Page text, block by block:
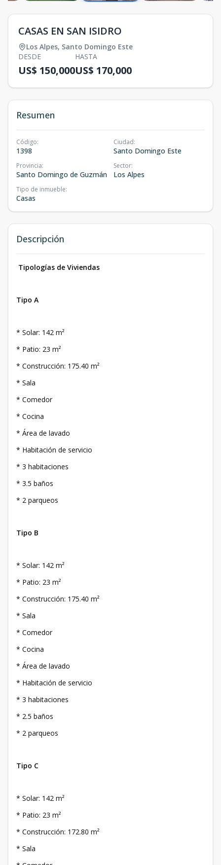
CASAS EN SAN ISIDRO
Los Alpes, Santo Domingo Este
DESDE
US$ 150,000
HASTA
US$ 170,000
Resumen
Código:
1398
Ciudad:
Santo Domingo Este
Provincia:
Santo Domingo de Guzmán
Sector:
Los Alpes
Tipo de inmueble:
Casas
Descripción
Tipologías de Viviendas
Tipo A
* Solar: 142 m²
* Patio: 23 m²
* Construcción: 175.40 m²
* Sala
* Comedor
* Cocina
* Área de lavado
* Habitación de servicio
* 3 habitaciones
* 3.5 baños
* 2 parqueos
Tipo B
* Solar: 142 m²
* Patio: 23 m²
* Construcción: 175.40 m²
* Sala
* Comedor
* Cocina
* Área de lavado
* Habitación de servicio
* 3 habitaciones
* 2.5 baños
* 2 parqueos
Tipo C
* Solar: 142 m²
* Patio: 23 m²
* Construcción: 172.80 m²
* Sala